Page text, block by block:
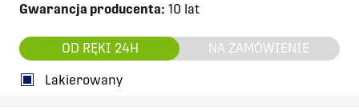
Gwarancja producenta: 10 lat
OD RĘKI 24H NA ZAMÓWIENIE
Lakierowany